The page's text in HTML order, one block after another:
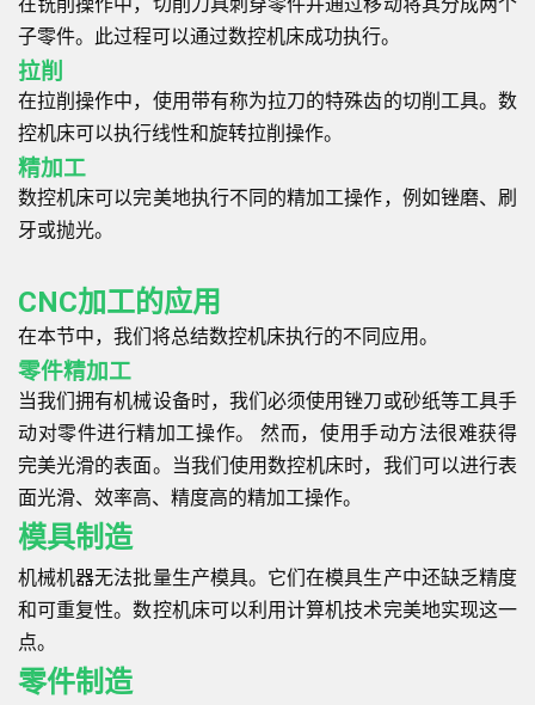
子零件。此过程可以通过数控机床成功执行。
拉削
在拉削操作中，使用带有称为拉刀的特殊齿的切削工具。数
控机床可以执行线性和旋转拉削操作。
精加工
数控机床可以完美地执行不同的精加工操作，例如锉磨、刷
牙或抛光。
CNC加工的应用
在本节中，我们将总结数控机床执行的不同应用。
零件精加工
当我们拥有机械设备时，我们必须使用锉刀或砂纸等工具手
动对零件进行精加工操作。 然而，使用手动方法很难获得
完美光滑的表面。当我们使用数控机床时，我们可以进行表
面光滑、效率高、精度高的精加工操作。
模具制造
机械机器无法批量生产模具。它们在模具生产中还缺乏精度
和可重复性。数控机床可以利用计算机技术完美地实现这一
点。
零件制造